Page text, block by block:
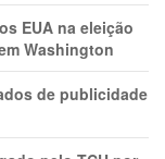
EUA na eleição
Washington
de publicidade